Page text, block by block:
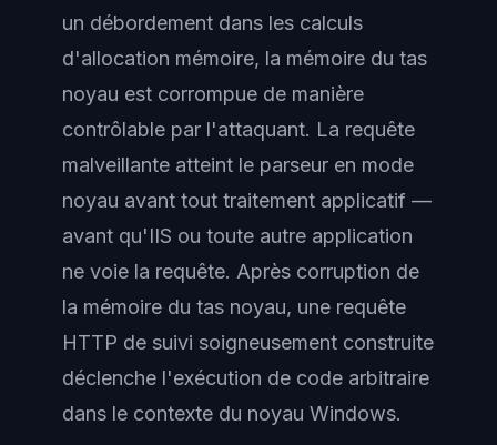
un débordement dans les calculs
d'allocation mémoire, la mémoire du tas
noyau est corrompue de manière
contrôlable par l'attaquant. La requête
malveillante atteint le parseur en mode
noyau avant tout traitement applicatif —
avant qu'IIS ou toute autre application
ne voie la requête. Après corruption de
la mémoire du tas noyau, une requête
HTTP de suivi soigneusement construite
déclenche l'exécution de code arbitraire
dans le contexte du noyau Windows.